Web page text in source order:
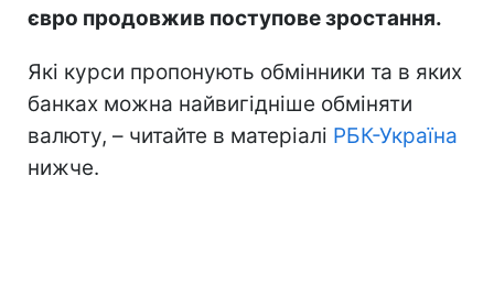
євро продовжив поступове зростання.
Які курси пропонують обмінники та в яких
банках можна найвигідніше обміняти
валюту, – читайте в матеріалі РБК-Україна
нижче.